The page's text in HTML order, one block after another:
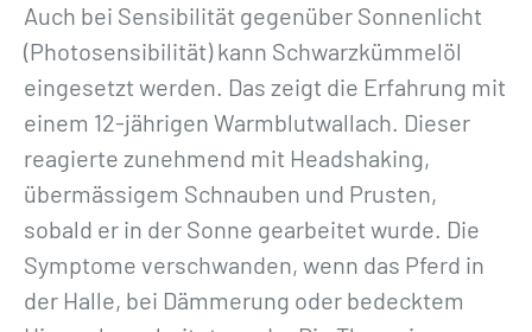
Auch bei Sensibilität gegenüber Sonnenlicht
(Photosensibilität) kann Schwarzkümmelöl
eingesetzt werden. Das zeigt die Erfahrung mit
einem 12-jährigen Warmblutwallach. Dieser
reagierte zunehmend mit Headshaking,
übermässigem Schnauben und Prusten,
sobald er in der Sonne gearbeitet wurde. Die
Symptome verschwanden, wenn das Pferd in
der Halle, bei Dämmerung oder bedecktem